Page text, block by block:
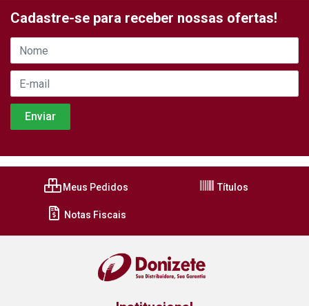
Cadastre-se para receber nossas ofertas!
Meus Pedidos Títulos
Notas Fiscais